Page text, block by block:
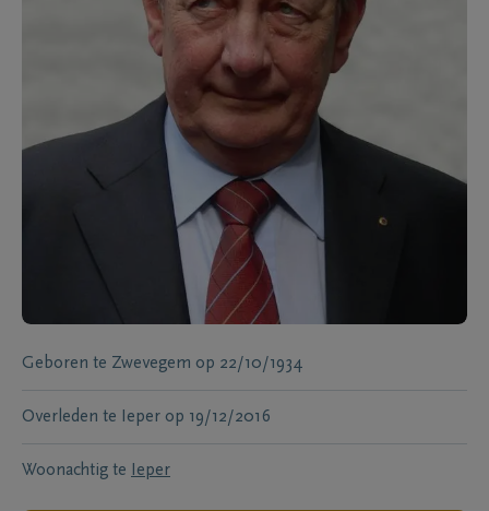
Geboren te Zwevegem op 22/10/1934
Overleden te Ieper op 19/12/2016
Woonachtig te Ieper